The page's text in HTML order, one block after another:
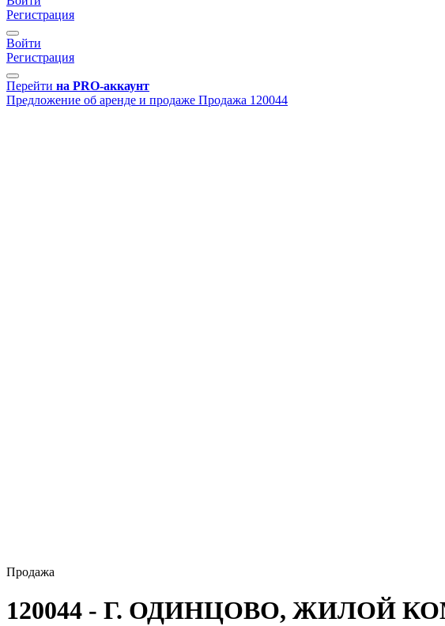
Регистрация
Войти
Регистрация
Перейти на PRO-аккаунт
Предложение об аренде и продаже Продажа 120044
Продажа
120044 - Г. ОДИНЦОВО, ЖИЛОЙ